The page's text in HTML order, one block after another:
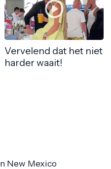
Vervelend dat het niet
harder waait!
New Mexico